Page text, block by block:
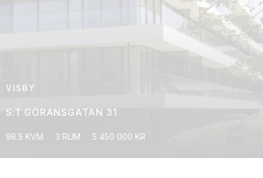
VISBY
S:T GÖRANSGATAN 31
98.5 KVM 3 RUM 5 450 000 KR